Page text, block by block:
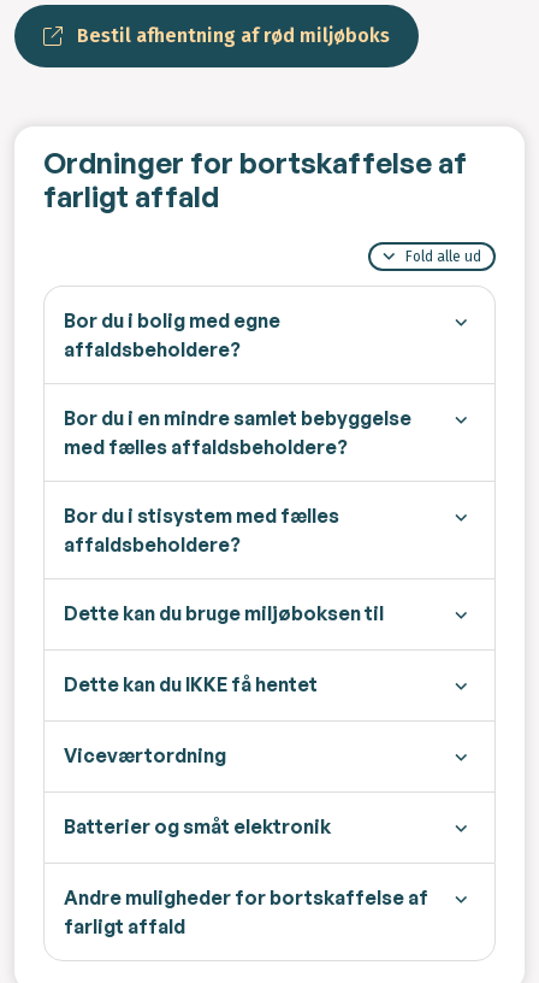
Bestil afhentning af rød miljøboks
Ordninger for bortskaffelse af
farligt affald
Fold alle ud
Bor du i bolig med egne
affaldsbeholdere?
Bor du i en mindre samlet bebyggelse
med fælles affaldsbeholdere?
Bor du i stisystem med fælles
affaldsbeholdere?
Dette kan du bruge miljøboksen til
Dette kan du IKKE få hentet
Viceværtordning
Batterier og småt elektronik
Andre muligheder for bortskaffelse af
farligt affald